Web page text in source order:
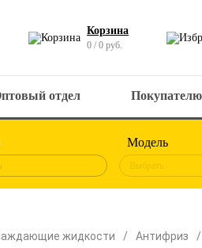
Корзина
0 / 0 руб.
отдел Покупателю
Модель
Выбрать
жидкости Антифриз